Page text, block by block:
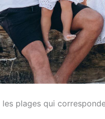
les plages qui